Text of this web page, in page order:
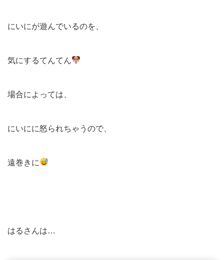
にいにが遊んでいるのを、
気にするてんてん
場合によっては、
にいにに怒られちゃうので、
遠巻きに
はるさんは…